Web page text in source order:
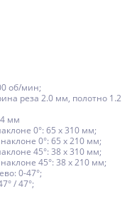
об/мин;
реза 2.0 мм, полотно 1.2
мм
0°: 65 х 310 мм;
0°: 65 х 210 мм;
45°: 38 х 310 мм;
45°: 38 х 210 мм;
0-47°;
/ 47°;